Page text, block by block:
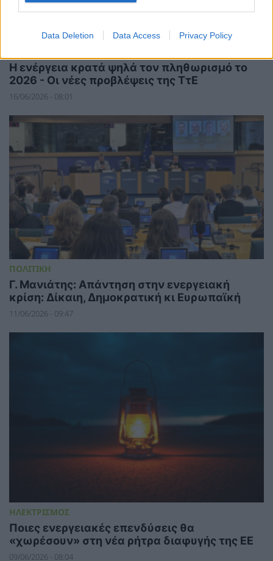
Data Deletion Data Access Privacy Policy
Η ενέργεια κρατά ψηλά τον πληθωρισμό το
2026 - Οι νέες προβλέψεις της ΤτΕ
16/06/2026 - 08:01
ΠΟΛΙΤΙΚΗ
Γ. Μανιάτης: Απάντηση στην ενεργειακή
κρίση: Δίκαιη, Δημοκρατική κι Ευρωπαϊκή
11/06/2026 - 09:47
ΗΛΕΚΤΡΙΣΜΟΣ
Ποιες ενεργειακές επενδύσεις θα
«χωρέσουν» στη νέα ρήτρα διαφυγής της ΕΕ
09/06/2026 - 08:04